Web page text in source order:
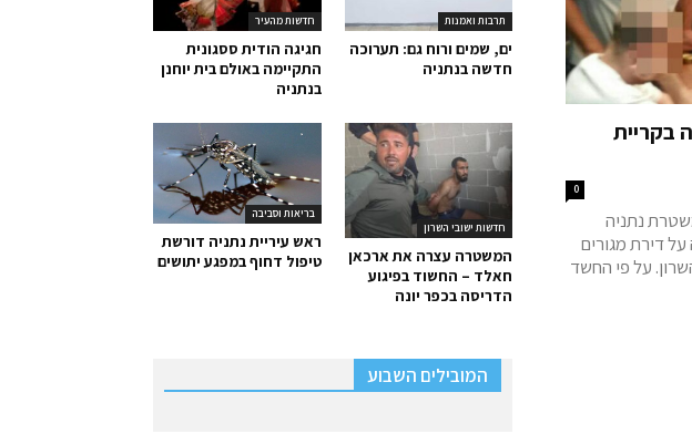
בקריית
0
נתניה
דירת מגורים
על פי החשד
חדשות מהעיר
חגיגה הודית ססגונית
התקיימה באולם בית יוחנן
בנתניה
תרבות ואמנות
ים, שמים ורוח גם: תערוכה
חדשה בנתניה
בריאות וסביבה
ראש עיריית נתניה דורשת
טיפול דחוף במפגע יתושים
חדשות ישובי השרון
המשטרה עצרה את ארכאן
חאלד – החשוד בפיגוע
הדריסה בכפר יונה
המובילים השבוע